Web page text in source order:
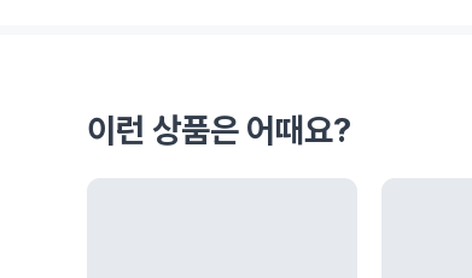
이런 상품은 어때요?